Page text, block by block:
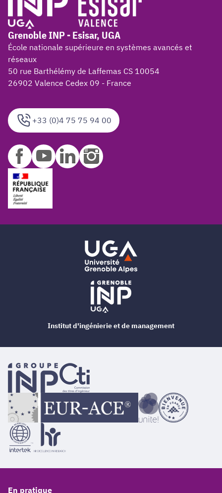
+33 (0)4 75 75 94 00
Grenoble INP - Esisar, UGA
École nationale supérieure en systèmes avancés et
réseaux
50 rue Barthélémy de Laffemas CS 10054
26902 Valence Cedex 09 - France
En pratique
Institut d'ingénierie et de management